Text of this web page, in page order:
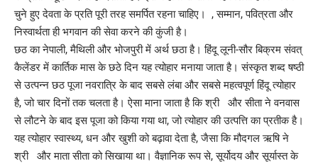
चुने हुए देवता के प्रति पूरी तरह समर्पित रहना चाहिए। , सम्मान, पवित्रता और
निस्वार्थता ही भगवान की सेवा करने की कुंजी है।
छठ का नेपाली, मैथिली और भोजपुरी में अर्थ छठा है। हिंदू लूनी-सौर बिक्रम संवत्
कैलेंडर में कार्तिक मास के छठे दिन यह त्योहार मनाया जाता है। संस्कृत शब्द षष्ठी
से उत्पन्न छठ पूजा नवरात्रि के बाद सबसे लंबा और सबसे महत्वपूर्ण हिंदू त्योहार
है, जो चार दिनों तक चलता है। ऐसा माना जाता है कि श्री और सीता ने वनवास
से लौटने के बाद इस पूजा को किया गया था, जो त्योहार की उत्पत्ति का प्रतीक है।
यह त्योहार स्वास्थ्य, धन और खुशी को बढ़ावा देता है, जैसा कि मौदगल ऋषि ने
श्री और माता सीता को सिखाया था। वैज्ञानिक रूप से, सूर्योदय और सूर्यास्त के